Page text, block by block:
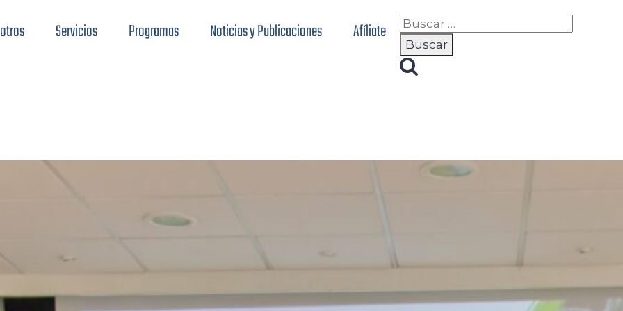
Servicios Programas Noticias y Publicaciones Afíliate